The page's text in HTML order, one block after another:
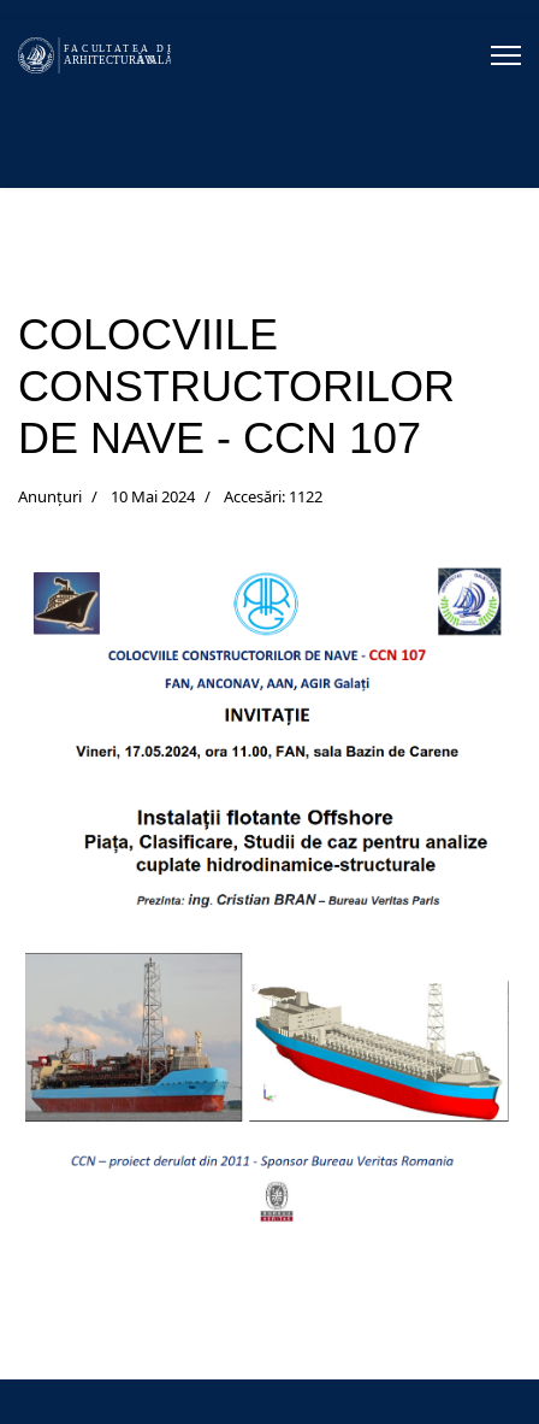
COLOCVIILE
CONSTRUCTORILOR
DE NAVE - CCN 107
Anunțuri 10 Mai 2024 Accesări: 1122